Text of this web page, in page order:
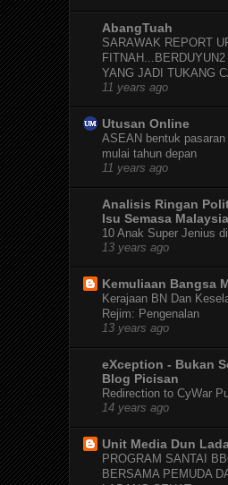
AbangTuah
SARAWAK REPORT
FITNAH...BERDUYUN2
YANG JADI TUKANG
11 years ago
Utusan Online
ASEAN bentuk pasaran
mulai tahun depan
11 years ago
Analisis Ringan
Isu Semasa
10 Anak Super Jenius
13 years ago
Kemuliaan Bangsa
Kerajaan BN Dan
Rejim: Pengenalan
13 years ago
eXception - Bukan
Blog Picisan
Redirection to CyWar
14 years ago
Unit Media Dun
PROGRAM SANTAI
BERSAMA PEMUDA